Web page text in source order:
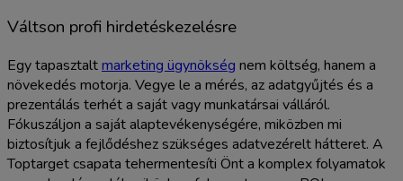
Váltson profi hirdetéskezelésre
Egy tapasztaltmarketing ügynökség nem költség, hanem a
növekedés motorja. Vegye le a mérés, az adatgyűjtés és a
prezentálás terhét a saját vagy munkatársai válláról.
Fókuszáljon a saját alaptevékenységére, miközben mi
biztosítjuk a fejlődéshez szükséges adatvezérelt hátteret. A
Toptarget csapata tehermentesíti Önt a komplex folyamatok